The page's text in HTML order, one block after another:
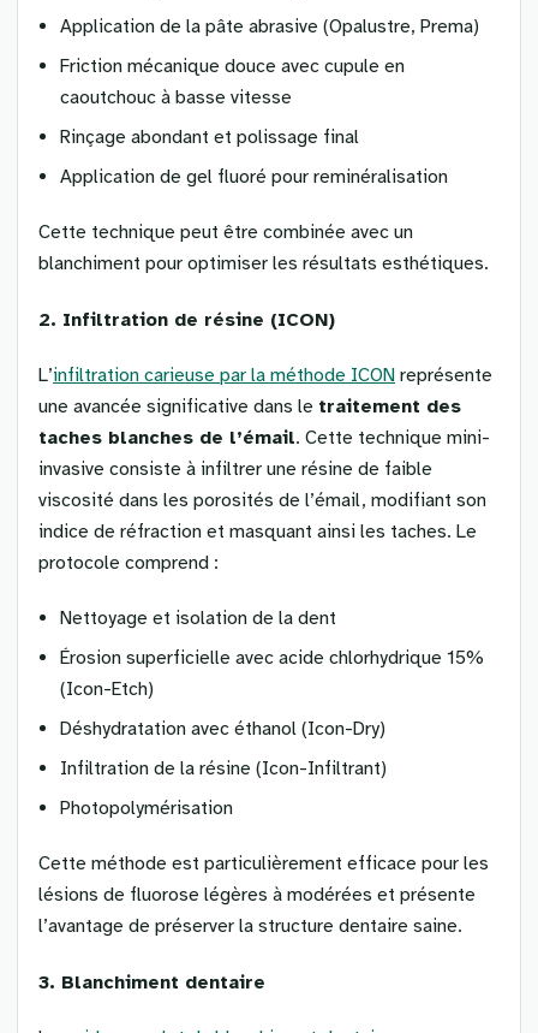
Application de la pâte abrasive (Opalustre, Prema)
Friction mécanique douce avec cupule en
caoutchouc à basse vitesse
Rinçage abondant et polissage final
Application de gel fluoré pour reminéralisation
Cette technique peut être combinée avec un
blanchiment pour optimiser les résultats esthétiques.
2. Infiltration de résine (ICON)
L’infiltration carieuse par la méthode ICON représente
une avancée significative dans le traitement des
taches blanches de l’émail. Cette technique mini-
invasive consiste à infiltrer une résine de faible
viscosité dans les porosités de l’émail, modifiant son
indice de réfraction et masquant ainsi les taches. Le
protocole comprend :
Nettoyage et isolation de la dent
Érosion superficielle avec acide chlorhydrique 15%
(Icon-Etch)
Déshydratation avec éthanol (Icon-Dry)
Infiltration de la résine (Icon-Infiltrant)
Photopolymérisation
Cette méthode est particulièrement efficace pour les
lésions de fluorose légères à modérées et présente
l’avantage de préserver la structure dentaire saine.
3. Blanchiment dentaire